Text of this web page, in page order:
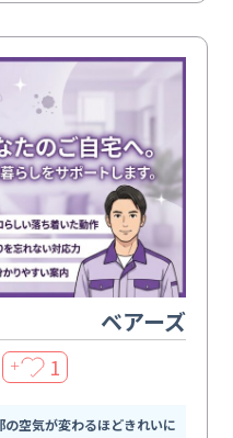
ベアーズ
＋ 1
空気が変わるほどきれいに